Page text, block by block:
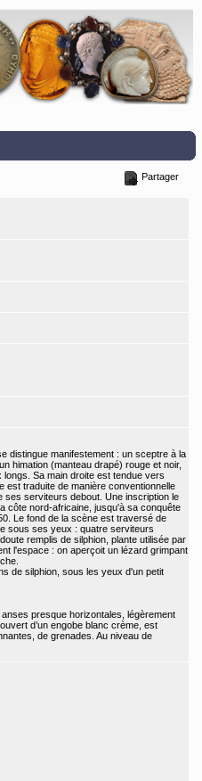
Partager
distingue manifestement : un sceptre à la
himation (manteau drapé) rouge et noir,
Sa main droite est tendue vers
est traduite de manière conventionnelle
ses serviteurs debout. Une inscription le
côte nord-africaine, jusqu'à sa conquête
Le fond de la scène est traversé de
sous ses yeux : quatre serviteurs
remplis de silphion, plante utilisée par
l'espace : on aperçoit un lézard grimpant
de silphion, sous les yeux d'un petit
presque horizontales, légèrement
d’un engobe blanc crème, est
de grenades. Au niveau de